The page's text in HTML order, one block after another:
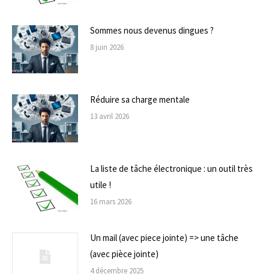
Sommes nous devenus dingues ?
8 juin 2026
Réduire sa charge mentale
13 avril 2026
La liste de tâche électronique : un outil très
utile !
16 mars 2026
Un mail (avec piece jointe) => une tâche
(avec pièce jointe)
4 décembre 2025